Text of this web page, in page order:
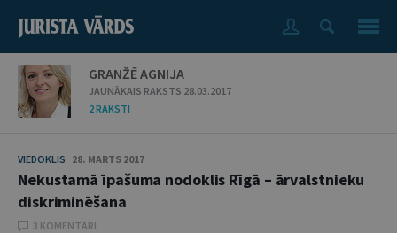
GRANŽĒ AGNIJA
JAUNĀKAIS RAKSTS 28.03.2017
2 RAKSTI
VIEDOKLIS 28. MARTS 2017
Nekustamā īpašuma nodoklis Rīgā – ārvalstnieku
diskriminēšana
3 KOMENTĀRI